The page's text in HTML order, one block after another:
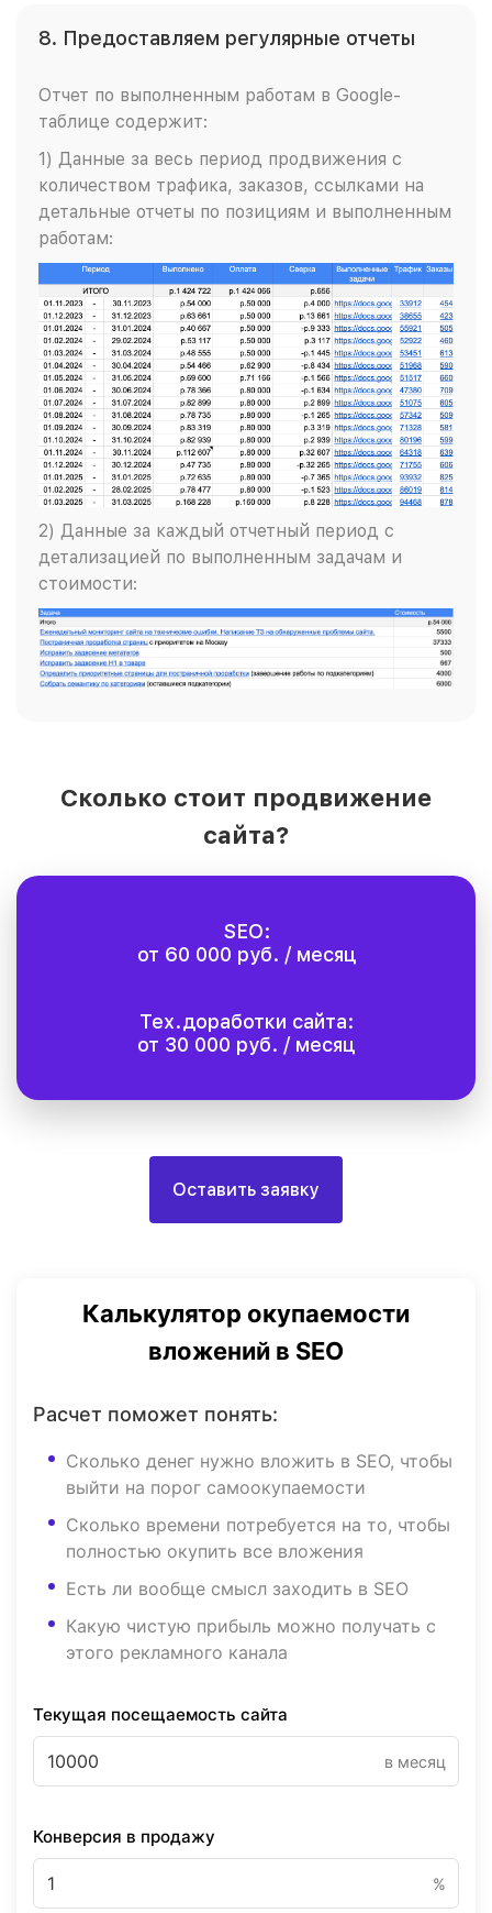
8. Предоставляем регулярные отчеты
Отчет по выполненным работам в Google-
таблице содержит:
1) Данные за весь период продвижения с
количеством трафика, заказов, ссылками на
детальные отчеты по позициям и выполненным
работам:
2) Данные за каждый отчетный период с
детализацией по выполненным задачам и
стоимости:
Сколько стоит продвижение
сайта?
SEO:
от 60 000 руб. / месяц
Тех.доработки сайта:
от 30 000 руб. / месяц
Оставить заявку
Калькулятор окупаемости
вложений в SEO
Расчет поможет понять:
Сколько денег нужно вложить в SEO, чтобы
выйти на порог самоокупаемости
Сколько времени потребуется на то, чтобы
полностью окупить все вложения
Есть ли вообще смысл заходить в SEO
Какую чистую прибыль можно получать с
этого рекламного канала
Текущая посещаемость сайта
в месяц
Конверсия в продажу
%